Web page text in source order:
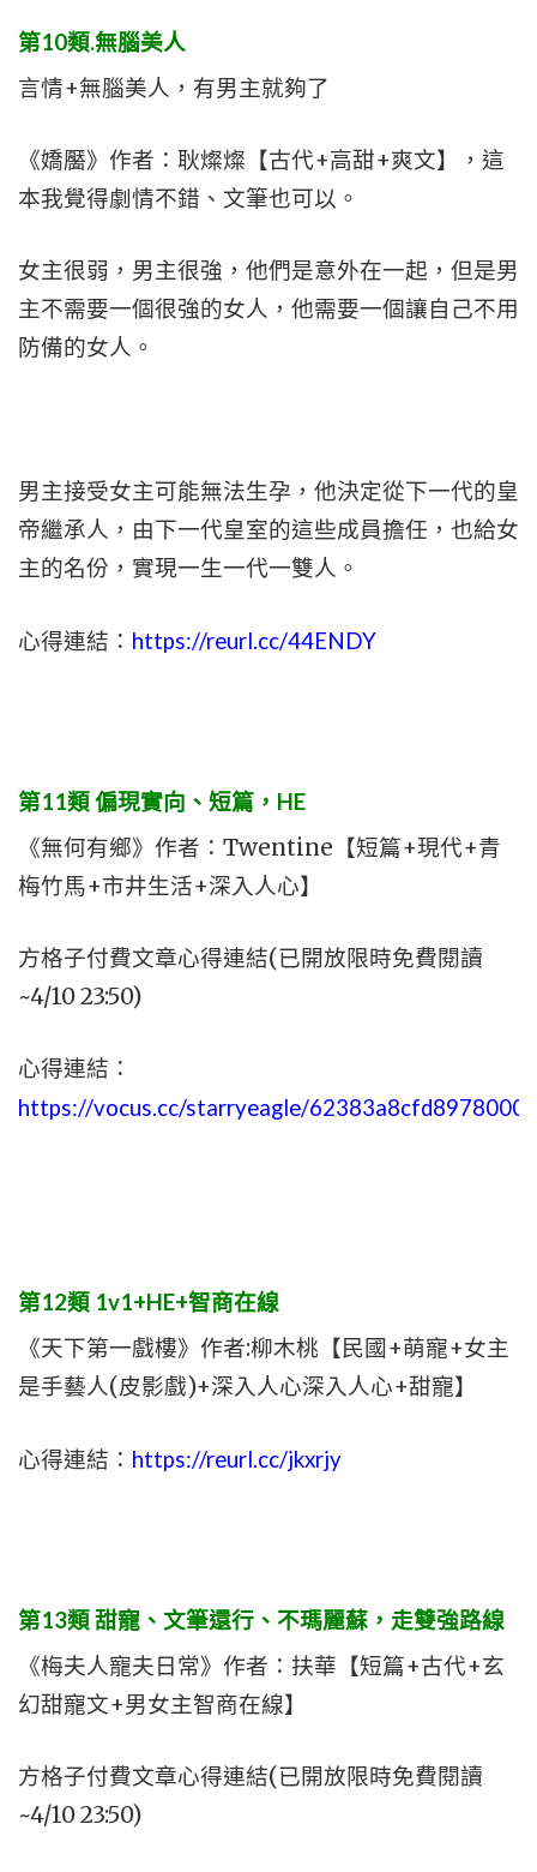
第10類.無腦美人
言情+無腦美人，有男主就夠了
《嬌靨》作者：耿燦燦【古代+高甜+爽文】，這
本我覺得劇情不錯、文筆也可以。
女主很弱，男主很強，他們是意外在一起，但是男
主不需要一個很強的女人，他需要一個讓自己不用
防備的女人。
男主接受女主可能無法生孕，他決定從下一代的皇
帝繼承人，由下一代皇室的這些成員擔任，也給女
主的名份，實現一生一代一雙人。
心得連結： https://reurl.cc/44ENDY
第11類偏現實向、短篇，HE
《無何有鄉》作者：Twentine【短篇+現代+青
梅竹馬+市井生活+深入人心】
方格子付費文章心得連結(已開放限時免費閱讀
~4/10 23:50)
心得連結：
https://vocus.cc/starryeagle/
第12類 1v1+HE+智商在線
《天下第一戲樓》作者:柳木桃【民國+萌寵+女主
是手藝人(皮影戲)+深入人心深入人心+甜寵】
心得連結： https://reurl.cc/jkxrjy
第13類 甜寵、文筆還行、不瑪麗蘇，走雙強路線
《梅夫人寵夫日常》作者：扶華【短篇+古代+玄
幻甜寵文+男女主智商在線】
方格子付費文章心得連結(已開放限時免費閱讀
~4/10 23:50)